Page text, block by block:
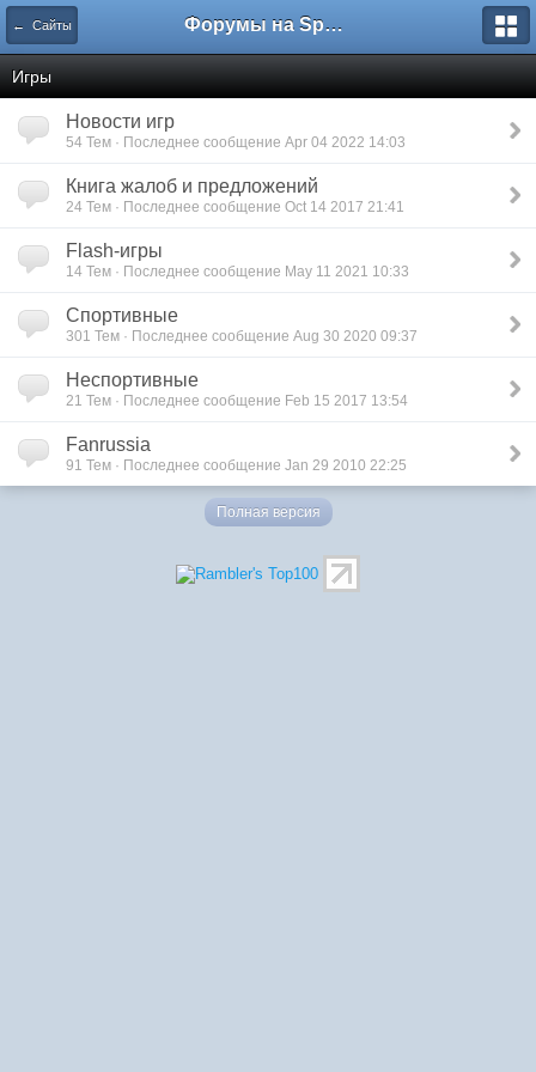
← Сайты Форумы на Sportbox.ru
Игры
Новости игр
54 Тем · Последнее сообщение Apr 04 2022 14:03
Книга жалоб и предложений
24 Тем · Последнее сообщение Oct 14 2017 21:41
Flash-игры
14 Тем · Последнее сообщение May 11 2021 10:33
Спортивные
301 Тем · Последнее сообщение Aug 30 2020 09:37
Неспортивные
21 Тем · Последнее сообщение Feb 15 2017 13:54
Fanrussia
91 Тем · Последнее сообщение Jan 29 2010 22:25
Полная версия